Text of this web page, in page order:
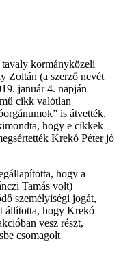
kormányközeli
Zoltán (a szerző nevét
január 4. napján
cikk valótlan
is átvették.
hogy e cikkek
Krekó Péter jó
hogy a
Tamás volt)
személyiségi jogát,
állította, hogy Krekó
vesz részt,
csomagolt